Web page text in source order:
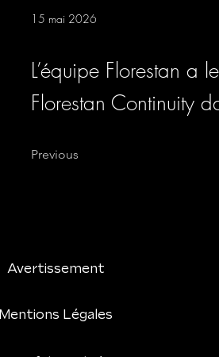
15 mai 2026
L’équipe Florestan
Florestan Continuity
Previous
Avertissement
Mentions Légales